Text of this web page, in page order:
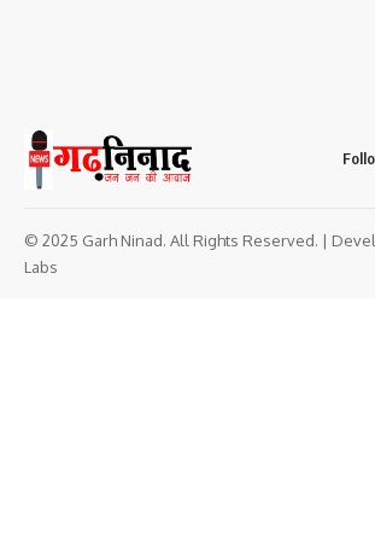
© 2025 Garh Ninad. All Rights Reserved. |
Labs